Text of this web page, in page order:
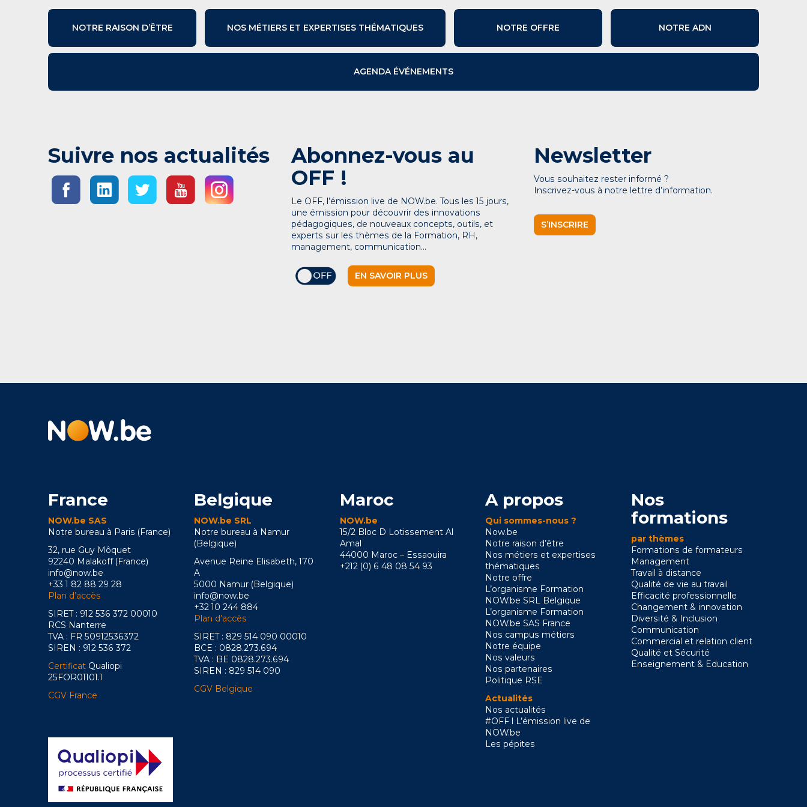
NOTRE RAISON D’ÊTRE NOS MÉTIERS ET EXPERTISES THÉMATIQUES NOTRE OFFRE NOTRE ADN
AGENDA ÉVÉNEMENTS
Suivre nos actualités
Abonnez-vous au
OFF !
Le OFF, l’émission live de NOW.be. Tous les 15 jours,
une émission pour découvrir des innovations
pédagogiques, de nouveaux concepts, outils, et
experts sur les thèmes de la Formation, RH,
management, communication…
EN SAVOIR PLUS
Newsletter
Vous souhaitez rester informé ?
Inscrivez-vous à notre lettre d’information.
S’INSCRIRE
France
NOW.be SAS
Notre bureau à Paris (France)
32, rue Guy Môquet
92240 Malakoff (France)
info@now.be
+33 1 82 88 29 28
Plan d’accès
SIRET : 912 536 372 00010
RCS Nanterre
TVA : FR 50912536372
SIREN : 912 536 372
Certificat Qualiopi
25FOR01101.1
CGV France
Belgique
NOW.be SRL
Notre bureau à Namur
(Belgique)
Avenue Reine Elisabeth, 170
A
5000 Namur (Belgique)
info@now.be
+32 10 244 884
Plan d’accès
SIRET : 829 514 090 00010
BCE : 0828.273.694
TVA : BE 0828.273.694
SIREN : 829 514 090
CGV Belgique
Maroc
NOW.be
15/2 Bloc D Lotissement Al
Amal
44000 Maroc – Essaouira
+212 (0) 6 48 08 54 93
A propos
Qui sommes-nous ?
Now.be
Notre raison d’être
Nos métiers et expertises
thématiques
Notre offre
L’organisme Formation
NOW.be SRL Belgique
L’organisme Formation
NOW.be SAS France
Nos campus métiers
Notre équipe
Nos valeurs
Nos partenaires
Politique RSE
Actualités
Nos actualités
#OFF l L’émission live de
NOW.be
Les pépites
Nos
formations
par thèmes
Formations de formateurs
Management
Travail à distance
Qualité de vie au travail
Efficacité professionnelle
Changement & innovation
Diversité & Inclusion
Communication
Commercial et relation client
Qualité et Sécurité
Enseignement & Education